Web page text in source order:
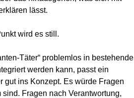
lässt.
wird es still.
Täter“ problemlos in bestehende
werden kann, passt ein
gut ins Konzept. Es würde Fragen
Fragen nach Verantwortung,